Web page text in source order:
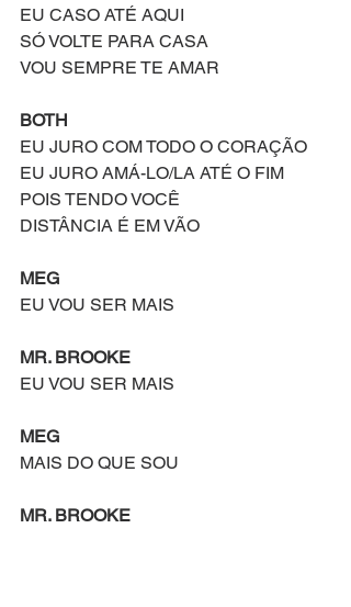
EU CASO ATÉ AQUI
SÓ VOLTE PARA CASA
VOU SEMPRE TE AMAR
BOTH
EU JURO COM TODO O CORAÇÃO
EU JURO AMÁ-LO/LA ATÉ O FIM
POIS TENDO VOCÊ
DISTÂNCIA É EM VÃO
MEG
EU VOU SER MAIS
MR. BROOKE
EU VOU SER MAIS
MEG
MAIS DO QUE SOU
MR. BROOKE